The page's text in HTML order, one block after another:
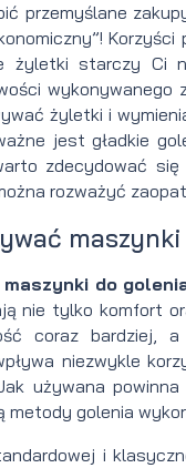
przemyślane
żyletki starczy Ci
wykonywanego
żyletki i
jest gładkie
zdecydować
rozważyć
maszynki do
nie tylko komfort
coraz bardziej,
niezwykle
używana
metody golenia
i